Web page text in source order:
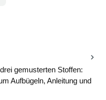
gemusterten Stoffen:
Aufbügeln, Anleitung und